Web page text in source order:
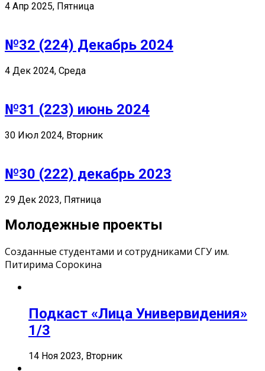
4 Апр 2025, Пятница
№32 (224) Декабрь 2024
4 Дек 2024, Среда
№31 (223) июнь 2024
30 Июл 2024, Вторник
№30 (222) декабрь 2023
29 Дек 2023, Пятница
Молодежные проекты
Созданные студентами и сотрудниками СГУ им.
Питирима Сорокина
Подкаст «Лица Универвидения»
1/3
14 Ноя 2023, Вторник